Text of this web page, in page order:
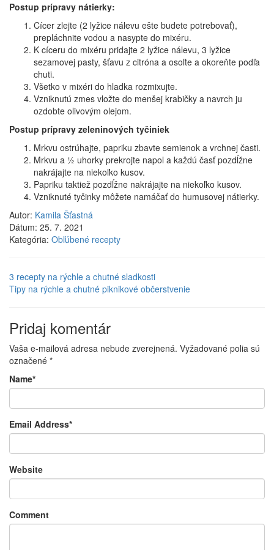
Postup prípravy nátierky:
Cícer zlejte (2 lyžice nálevu ešte budete potrebovať),
prepláchnite vodou a nasypte do mixéru.
K cíceru do mixéru pridajte 2 lyžice nálevu, 3 lyžice
sezamovej pasty, šťavu z citróna a osoľte a okoreňte podľa
chuti.
Všetko v mixéri do hladka rozmixujte.
Vzniknutú zmes vložte do menšej krabičky a navrch ju
ozdobte olivovým olejom.
Postup prípravy zeleninových tyčiniek
Mrkvu ostrúhajte, papriku zbavte semienok a vrchnej časti.
Mrkvu a ½ uhorky prekrojte napol a každú časť pozdĺžne
nakrájajte na niekoľko kusov.
Papriku taktiež pozdĺžne nakrájajte na niekoľko kusov.
Vzniknuté tyčinky môžete namáčať do humusovej nátierky.
Autor: Kamila Šťastná
Dátum: 25. 7. 2021
Kategória: Obľúbené recepty
3 recepty na rýchle a chutné sladkosti
Tipy na rýchle a chutné piknikové občerstvenie
Pridaj komentár
Vaša e-mailová adresa nebude zverejnená. Vyžadované polia sú
označené *
Name*
Email Address*
Website
Comment